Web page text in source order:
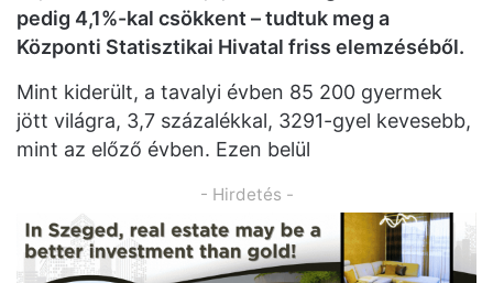
pedig 4,1%-kal csökkent – tudtuk meg a
Központi Statisztikai Hivatal friss elemzéséből.
Mint kiderült, a tavalyi évben 85 200 gyermek
jött világra, 3,7 százalékkal, 3291-gyel kevesebb,
mint az előző évben. Ezen belül
- Hirdetés -